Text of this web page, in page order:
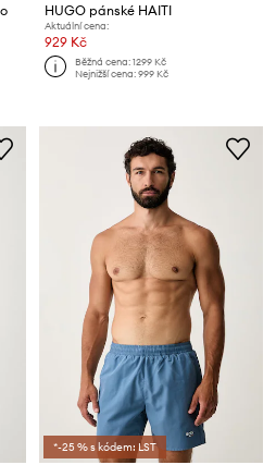
HUGO pánské HAITI
Aktuální cena:
929 Kč
Běžná cena:1299 Kč
Nejnižší cena:999 Kč
*-25 % s kódem: LST